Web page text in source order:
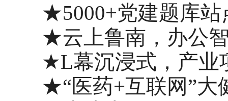
★5000+党建题库
★云上鲁南，办公
★L幕沉浸式，产业
★“医药+互联网”大